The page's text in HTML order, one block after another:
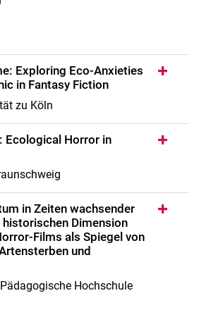
Exploring Eco-Anxieties
in Fantasy Fiction
zu Köln
Ecological Horror in
in Zeiten wachsender
historischen Dimension
Films als Spiegel von
und
Hochschule